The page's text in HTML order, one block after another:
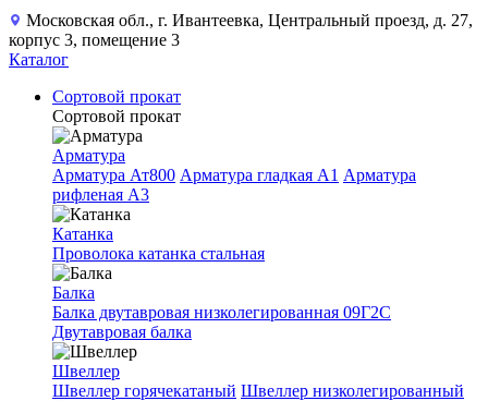
Московская обл., г. Ивантеевка, Центральный проезд, д. 27,
корпус 3, помещение 3
Каталог
Сортовой прокат
Сортовой прокат
Арматура
Арматура Ат800 Арматура гладкая A1 Арматура
рифленая A3
Катанка
Проволока катанка стальная
Балка
Балка двутавровая низколегированная 09Г2С
Двутавровая балка
Швеллер
Швеллер горячекатаный Швеллер низколегированный